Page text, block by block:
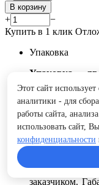
В корзину
+
−
Купить в 1 клик
Упаковка
Упаковка
продукции.
При выборе
являются:
окружающей
содержимого
Вид упаковки
способа
заказчиком.
Этот сайт
аналитики - для
работы сайта,
использовать сайт,
конфиденциальности